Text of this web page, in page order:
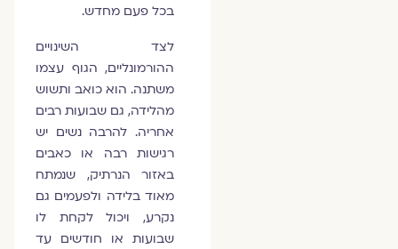
בכל פעם מחדש.
לצד השינויים
ההורמונליים, הגוף עצמו
משתנה. הוא כואב ותשוש
מהלידה, גם שבועות רבים
אחריה. להרבה נשים יש
רגישות רבה או כאבים
באזור הנרתיק, שנמתח
מאוד בלידה ולפעמים גם
נקרע, ויכול לקחת לו
שבועות או חודשים עד